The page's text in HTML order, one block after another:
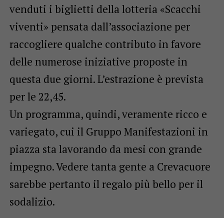
venduti i biglietti della lotteria «Scacchi
viventi» pensata dall’associazione per
raccogliere qualche contributo in favore
delle numerose iniziative proposte in
questa due giorni. L’estrazione è prevista
per le 22,45.
Un programma, quindi, veramente ricco e
variegato, cui il Gruppo Manifestazioni in
piazza sta lavorando da mesi con grande
impegno. Vedere tanta gente a Crevacuore
sarebbe pertanto il regalo più bello per il
sodalizio.